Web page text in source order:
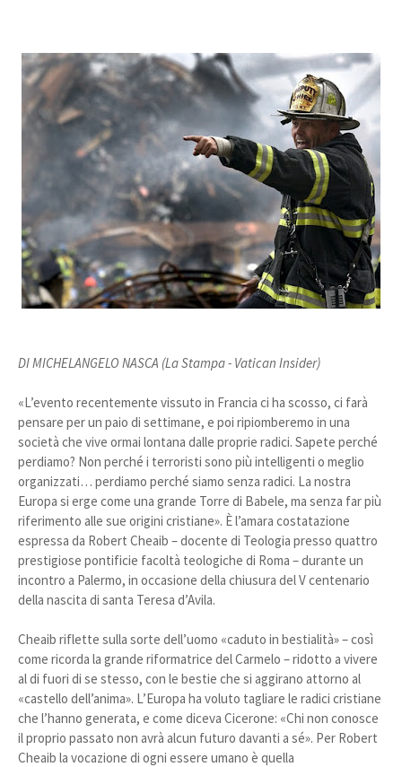
DI MICHELANGELO NASCA (La Stampa - Vatican Insider)
«L’evento recentemente vissuto in Francia ci ha scosso, ci farà
pensare per un paio di settimane, e poi ripiomberemo in una
società che vive ormai lontana dalle proprie radici. Sapete perché
perdiamo? Non perché i terroristi sono più intelligenti o meglio
organizzati… perdiamo perché siamo senza radici. La nostra
Europa si erge come una grande Torre di Babele, ma senza far più
riferimento alle sue origini cristiane». È l’amara costatazione
espressa da Robert Cheaib – docente di Teologia presso quattro
prestigiose pontificie facoltà teologiche di Roma – durante un
incontro a Palermo, in occasione della chiusura del V centenario
della nascita di santa Teresa d’Avila.
Cheaib riflette sulla sorte dell’uomo «caduto in bestialità» – così
come ricorda la grande riformatrice del Carmelo – ridotto a vivere
al di fuori di se stesso, con le bestie che si aggirano attorno al
«castello dell’anima». L’Europa ha voluto tagliare le radici cristiane
che l’hanno generata, e come diceva Cicerone: «Chi non conosce
il proprio passato non avrà alcun futuro davanti a sé». Per Robert
Cheaib la vocazione di ogni essere umano è quella